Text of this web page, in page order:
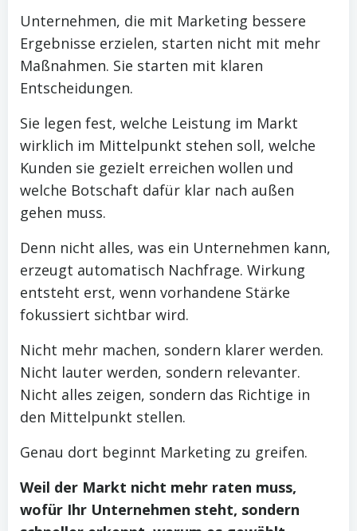
Unternehmen, die mit Marketing bessere
Ergebnisse erzielen, starten nicht mit mehr
Maßnahmen. Sie starten mit klaren
Entscheidungen.
Sie legen fest, welche Leistung im Markt
wirklich im Mittelpunkt stehen soll, welche
Kunden sie gezielt erreichen wollen und
welche Botschaft dafür klar nach außen
gehen muss.
Denn nicht alles, was ein Unternehmen kann,
erzeugt automatisch Nachfrage. Wirkung
entsteht erst, wenn vorhandene Stärke
fokussiert sichtbar wird.
Nicht mehr machen, sondern klarer werden.
Nicht lauter werden, sondern relevanter.
Nicht alles zeigen, sondern das Richtige in
den Mittelpunkt stellen.
Genau dort beginnt Marketing zu greifen.
Weil der Markt nicht mehr raten muss,
wofür Ihr Unternehmen steht, sondern